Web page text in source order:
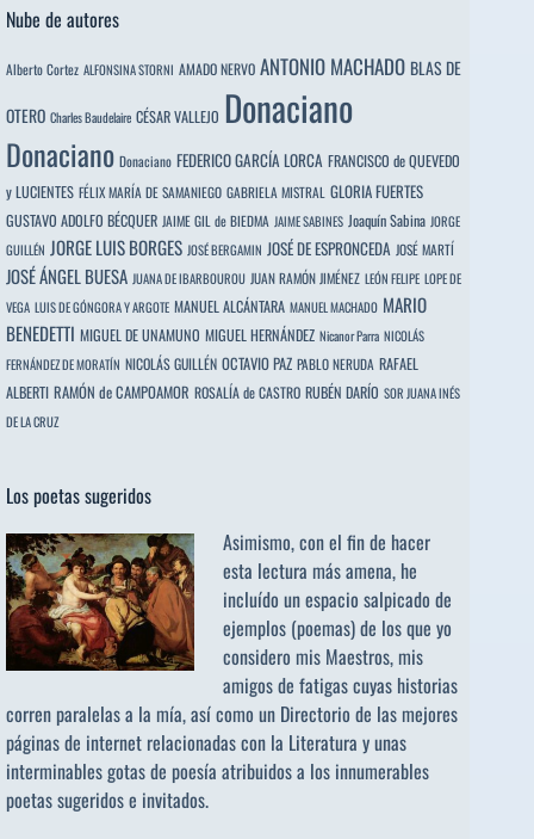
Nube de autores
Alberto Cortez ALFONSINA STORNI AMADO NERVO ANTONIO MACHADO BLAS DE
OTERO Charles Baudelaire CÉSAR VALLEJO Donaciano
Donaciano Donaciano FEDERICO GARCÍA LORCA FRANCISCO de QUEVEDO
y LUCIENTES FÉLIX MARÍA DE SAMANIEGO GABRIELA MISTRAL GLORIA FUERTES
GUSTAVO ADOLFO BÉCQUER JAIME GIL de BIEDMA JAIME SABINES Joaquín Sabina JORGE
GUILLÉN JORGE LUIS BORGES JOSÉ BERGAMIN JOSÉ DE ESPRONCEDA JOSÉ MARTÍ
JOSÉ ÁNGEL BUESA JUANA DE IBARBOUROU JUAN RAMÓN JIMÉNEZ LEÓN FELIPE LOPE DE
VEGA LUIS DE GÓNGORA Y ARGOTE MANUEL ALCÁNTARA MANUEL MACHADO MARIO
BENEDETTI MIGUEL DE UNAMUNO MIGUEL HERNÁNDEZ Nicanor Parra NICOLÁS
FERNÁNDEZ DE MORATÍN NICOLÁS GUILLÉN OCTAVIO PAZ PABLO NERUDA RAFAEL
ALBERTI RAMÓN de CAMPOAMOR ROSALÍA de CASTRO RUBÉN DARÍO SOR JUANA INÉS
DE LA CRUZ
Los poetas sugeridos
Asimismo, con el fin de hacer
esta lectura más amena, he
incluído un espacio salpicado de
ejemplos (poemas) de los que yo
considero mis Maestros, mis
amigos de fatigas cuyas historias
corren paralelas a la mía, así como un Directorio de las mejores
páginas de internet relacionadas con la Literatura y unas
interminables gotas de poesía atribuidos a los innumerables
poetas sugeridose invitados.